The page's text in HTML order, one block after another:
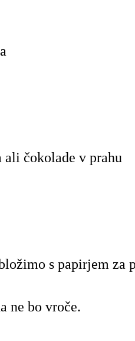
ali čokolade v prahu
s papirjem za
ne bo vroče.